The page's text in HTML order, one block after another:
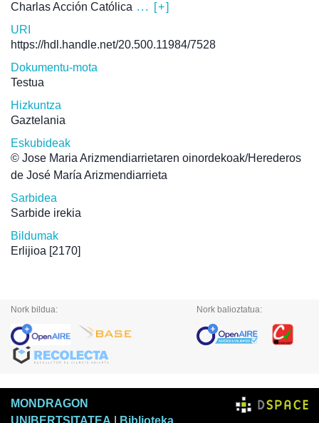
Charlas Acción Católica ... [+]
URI
https://hdl.handle.net/20.500.11984/7528
Dokumentu-mota
Testua
Hizkuntza
Gaztelania
Eskubideak
© Jose Maria Arizmendiarrietaren oinordekoak/Herederos
de José María Arizmendiarrieta
Sarbidea
Sarbide irekia
Bildumak
Erlijioa [2170]
Nork bildua: Nork balioztatua:
MONDRAGON